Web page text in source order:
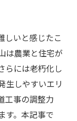
しいと感じたこ
は農業と住宅が
らには老朽化し
生しやすいエリ
工事の調整力
す。本記事で